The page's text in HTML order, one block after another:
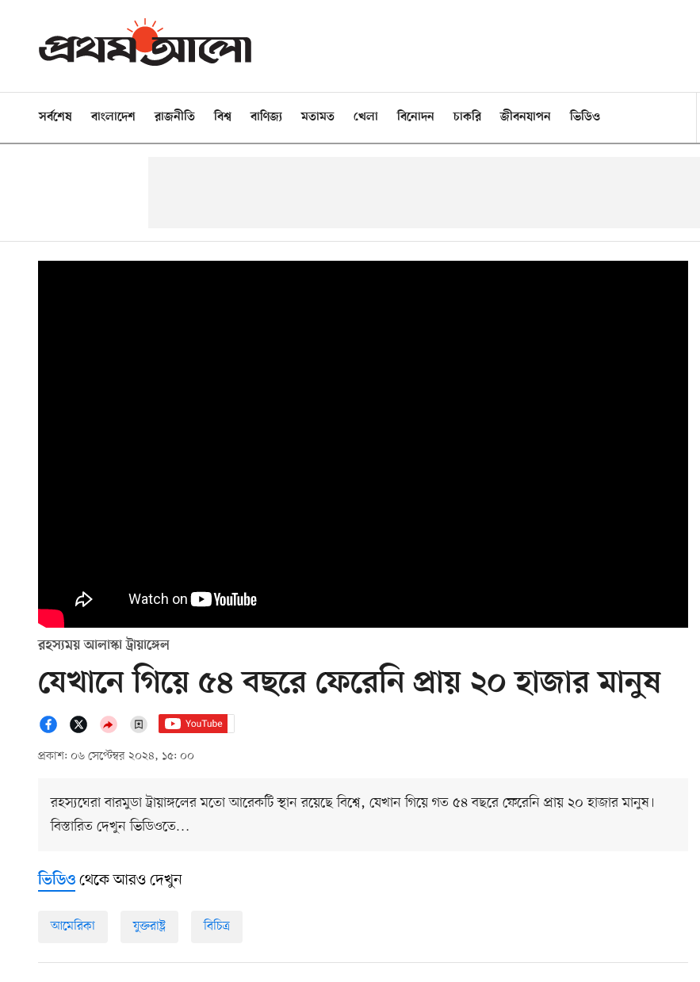
সর্বশেষ বাংলাদেশ রাজনীতি বিশ্ব বাণিজ্য মতামত খেলা বিনোদন চাকরি জীবনযাপন ভিডিও
রহস্যময় আলাস্কা ট্রায়াঙ্গেল
যেখানে গিয়ে ৫৪ বছরে ফেরেনি প্রায় ২০ হাজার মানুষ
প্রকাশ: ০৬ সেপ্টেম্বর ২০২৪, ১৫: ০০
রহস্যঘেরা বারমুডা ট্রায়াঙ্গলের মতো আরেকটি স্থান রয়েছে বিশ্বে, যেখান গিয়ে গত ৫৪ বছরে ফেরেনি প্রায় ২০ হাজার মানুষ।
বিস্তারিত দেখুন ভিডিওতে…
ভিডিও থেকে আরও দেখুন
আমেরিকা যুক্তরাষ্ট্র বিচিত্র